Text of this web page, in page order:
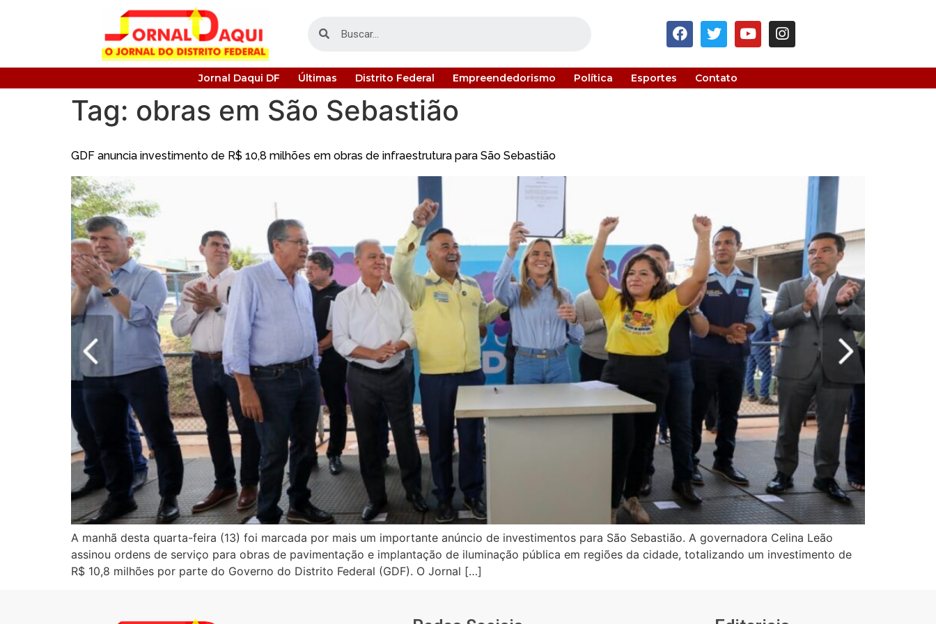
Jornal Daqui DF Últimas Distrito Federal Empreendedorismo Política Esportes Contato
Tag: obras em São Sebastião
GDF anuncia investimento de R$ 10,8 milhões em obras de infraestrutura para São Sebastião
A manhã desta quarta-feira (13) foi marcada por mais um importante anúncio de investimentos para São Sebastião. A governadora Celina Leão
assinou ordens de serviço para obras de pavimentação e implantação de iluminação pública em regiões da cidade, totalizando um investimento de
R$ 10,8 milhões por parte do Governo do Distrito Federal (GDF). O Jornal […]